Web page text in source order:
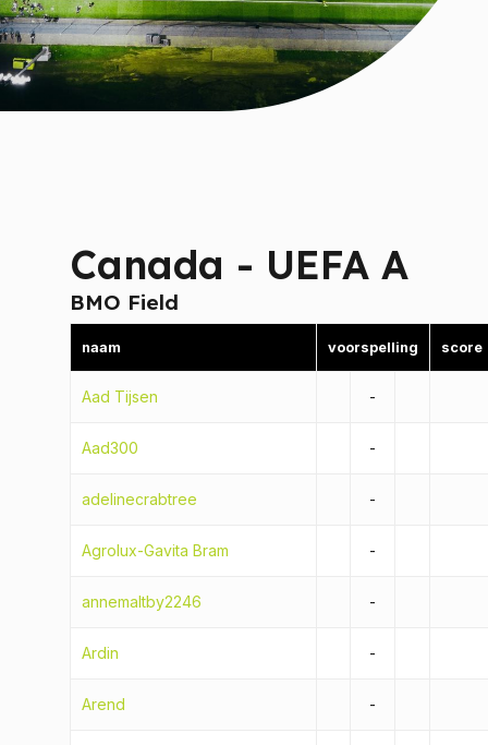
Canada - UEFA A
BMO Field
naam voorspelling score
Aad Tijsen -
Aad300 -
adelinecrabtree -
Agrolux-Gavita Bram -
annemaltby2246 -
Ardin -
Arend -